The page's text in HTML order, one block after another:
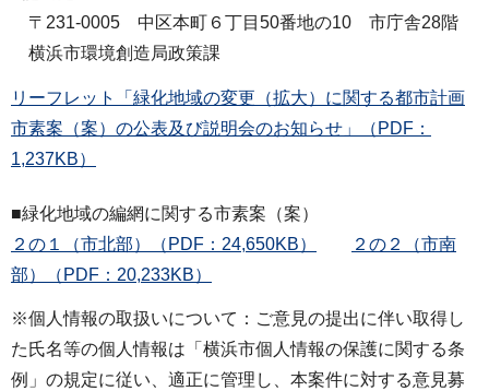
〒231-0005 中区本町６丁目50番地の10 市庁舎28階
横浜市環境創造局政策課
リーフレット「緑化地域の変更（拡大）に関する都市計画
市素案（案）の公表及び説明会のお知らせ」（PDF：
1,237KB）
■緑化地域の編網に関する市素案（案）
２の１（市北部）（PDF：24,650KB）
２の２（市南
部）（PDF：20,233KB）
※個人情報の取扱いについて：ご意見の提出に伴い取得し
た氏名等の個人情報は「横浜市個人情報の保護に関する条
例」の規定に従い、適正に管理し、本案件に対する意見募